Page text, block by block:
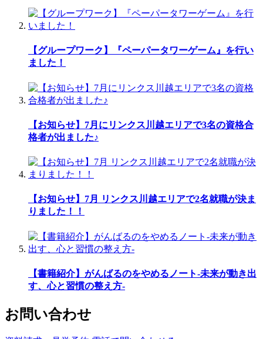
【グループワーク】『ペーパータワーゲーム』を行い
ました！
【お知らせ】7月にリンクス川越エリアで3名の資格合
格者が出ました♪
【お知らせ】7月 リンクス川越エリアで2名就職が決ま
りました！！
【書籍紹介】がんばるのをやめるノート-未来が動き出
す、心と習慣の整え方-
お問い合わせ